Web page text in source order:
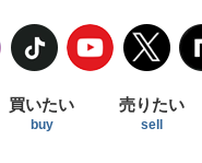
買いたい
buy
売りたい
sell